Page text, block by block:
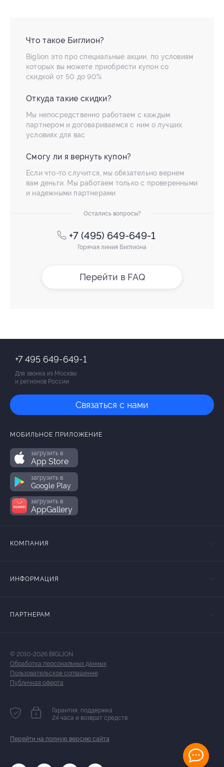
Что такое Биглион?
Biglion это про специальные акции, по условиям
которых вы можете приобрести купон со
скидкой от 50 до 90%
Откуда такие скидки?
Мы непосредственно работаем с каждым
партнером и договариваемся с ним о лучших
условиях для вас
Смогу ли я вернуть купон?
Если что-то случится, мы обязательно вернем
вам деньги. Мы работаем только с проверенными
и надежными партнерами
Остались вопросы?
+7 (495) 649-649-1
Горячая линия Биглиона
Перейти в FAQ
+7 495 649-649-1
Для звонка из Москвы
и регионов России
Связаться с нами
МОБИЛЬНОЕ ПРИЛОЖЕНИЕ
загрузить в
App Store
загрузить в
Google Play
загрузить в
AppGallery
КОМПАНИЯ
ИНФОРМАЦИЯ
ПАРТНЕРАМ
© 2010-2026 BIGLION
Обработка персональных данных
Пользовательское соглашение
Публичная оферта
Гарантия, поддержка
24 часа и возврат средств
Перейти на полную версию сайта